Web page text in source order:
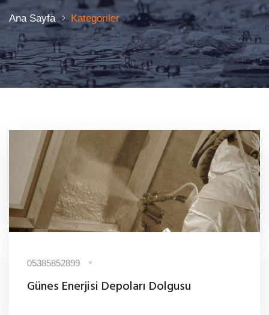
Ana Sayfa Kategoriler
05385852899
Günes Enerjisi Depoları Dolgusu